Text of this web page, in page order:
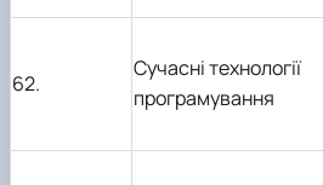
62.
Сучасні технології
програмування